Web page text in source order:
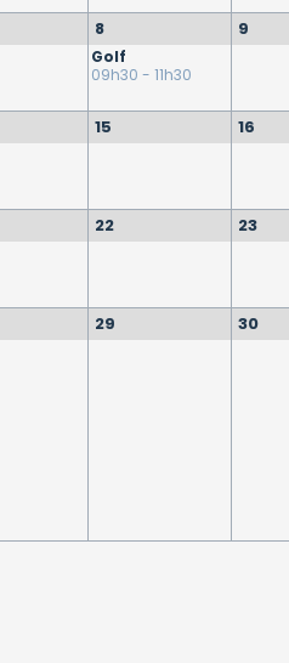
8
Golf
09h30 - 11h30
9
15 16
22 23
29 30